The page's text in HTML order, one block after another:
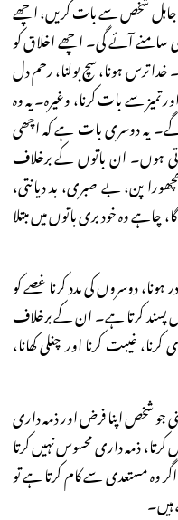
شخص سے بات کریں، اچھے
آئے گی۔ اچھے اخلاق کو
ترس ہونا، سچ بولنا، رحم دل
تمیز سے بات کرنا، وغیرہ۔ یہ وہ
گے۔ یہ دوسری بات ہے کہ اچھی
ہوں۔ ان باتوں کے برخلاف
پن، بے صبری، بد دیانتی،
چاہے وہ خود بری باتوں میں مبتلا
ہونا، دوسروں کی مدد کرنا غصے کو
شخص پسند کرتا ہے۔ ان کے برخلاف
غیبت کرنا اور چغلی کھانا،
جو شخص اپنا فرض اور ذمہ داری
ذمہ داری محسوس نہیں کرتا
وہ مستعدی سے کام کرتا ہے تو